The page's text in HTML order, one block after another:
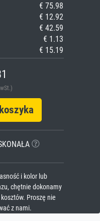
€ 75.98
€ 12.92
€ 42.59
€ 1.13
€ 15.19
i kolor lub
chętnie dokonamy
Proszę nie
z nami.